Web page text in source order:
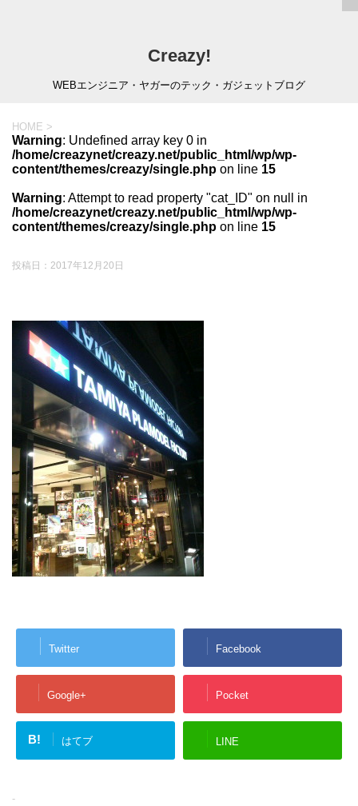
Creazy!
WEBエンジニア・ヤガーのテック・ガジェットブログ
HOME >
Warning: Undefined array key 0 in
/home/creazynet/creazy.net/public_html/wp/wp-
content/themes/creazy/single.php on line 15
Warning: Attempt to read property "cat_ID" on null in
/home/creazynet/creazy.net/public_html/wp/wp-
content/themes/creazy/single.php on line 15
投稿日： 2017年12月20日
Twitter Facebook
Google+ Pocket
B! はてブ LINE
-